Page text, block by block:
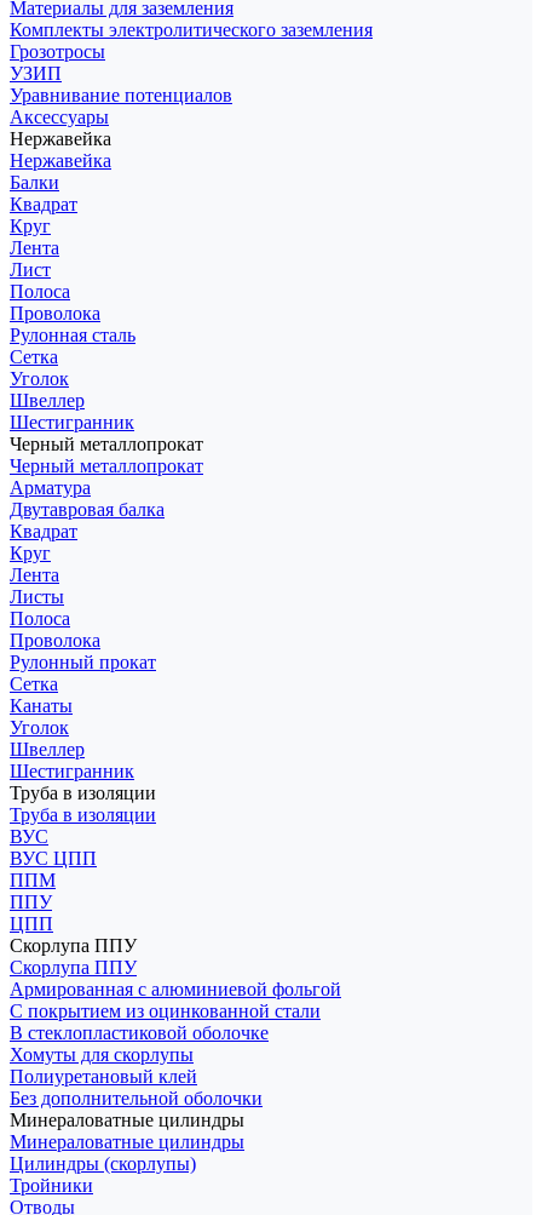
Материалы для заземления
Комплекты электролитического заземления
Грозотросы
УЗИП
Уравнивание потенциалов
Аксессуары
Нержавейка
Нержавейка
Балки
Квадрат
Круг
Лента
Лист
Полоса
Проволока
Рулонная сталь
Сетка
Уголок
Швеллер
Шестигранник
Черный металлопрокат
Черный металлопрокат
Арматура
Двутавровая балка
Квадрат
Круг
Лента
Листы
Полоса
Проволока
Рулонный прокат
Сетка
Канаты
Уголок
Швеллер
Шестигранник
Труба в изоляции
Труба в изоляции
ВУС
ВУС ЦПП
ППМ
ППУ
ЦПП
Скорлупа ППУ
Скорлупа ППУ
Армированная с алюминиевой фольгой
С покрытием из оцинкованной стали
В стеклопластиковой оболочке
Хомуты для скорлупы
Полиуретановый клей
Без дополнительной оболочки
Минераловатные цилиндры
Минераловатные цилиндры
Цилиндры (скорлупы)
Тройники
Отводы